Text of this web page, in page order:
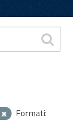
Formati: